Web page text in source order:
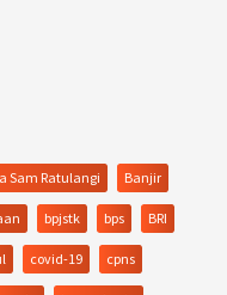
Sam Ratulangi Banjir
bpjstk bps BRI
covid-19 cpns